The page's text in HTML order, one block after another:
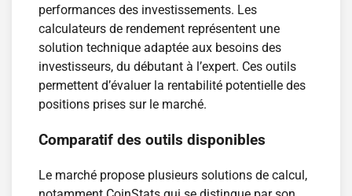
performances des investissements. Les
calculateurs de rendement représentent une
solution technique adaptée aux besoins des
investisseurs, du débutant à l’expert. Ces outils
permettent d’évaluer la rentabilité potentielle des
positions prises sur le marché.
Comparatif des outils disponibles
Le marché propose plusieurs solutions de calcul,